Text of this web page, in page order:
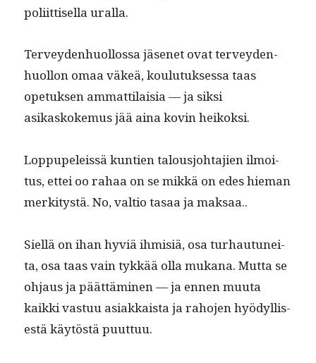
poli­it­tisel­la uralla.
Ter­vey­den­huol­los­sa jäsenet ovat ter­vey­den­
huol­lon omaa väkeä, koulu­tuk­ses­sa taas
opetuk­sen ammat­ti­laisia — ja sik­si
asikaskoke­mus jää aina kovin heikoksi.
Lop­pu­peleis­sä kun­tien talousjo­hta­jien ilmoi­
tus, ettei oo rahaa on se mikkä on edes hie­man
merk­i­tys­tä. No, val­tio tasaa ja maksaa..
Siel­lä on ihan hyviä ihmisiä, osa turhau­tunei­
ta, osa taas vain tykkää olla mukana. Mut­ta se
ohjaus ja päät­tämi­nen — ja ennen muu­ta
kaik­ki vas­tuu asi­akkaista ja raho­jen hyödyl­lis­
es­tä käytöstä puuttuu.